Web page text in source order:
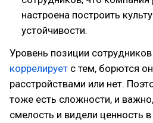
настроена построить
устойчивости.
Уровень позиции
коррелирует с тем, борются
расстройствами или нет.
тоже есть сложности, и
смелость и видели ценность